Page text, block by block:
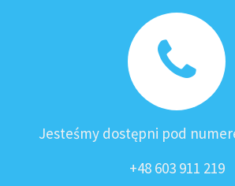
Jesteśmy dostępni pod
+48 603 911 219